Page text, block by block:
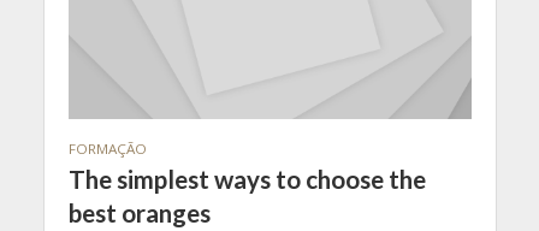
FORMAÇÃO
The simplest ways to choose the
best oranges